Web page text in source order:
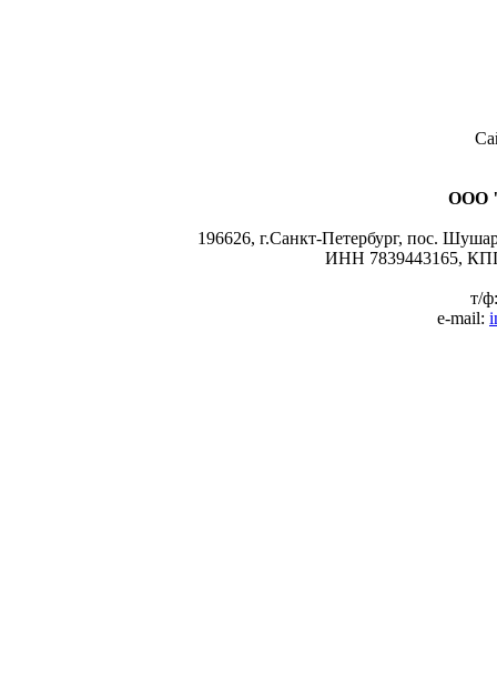
ООО
196626, г.Санкт-Петербург, пос.
ИНН 7839443165,
т/
e-mail: